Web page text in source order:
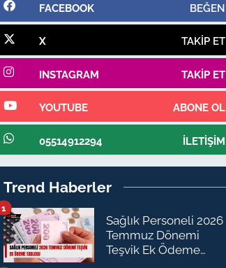
FACEBOOK BEĞEN
X TAKIP ET
INSTAGRAM TAKIP ET
YOUTUBE ABONE OL
05514912294 İLETIŞIM
Trend Haberler
Sağlık Personeli 2026
Temmuz Dönemi
Teşvik Ek Ödeme
1